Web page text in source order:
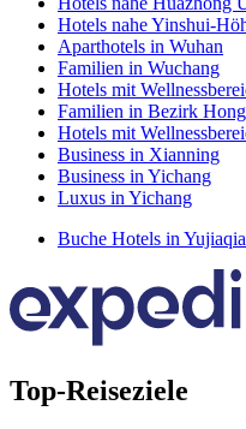
Hotels nahe Yinshui-
Aparthotels in Wuhan
Familien in Wuchang
Hotels mit
Familien in Bezirk
Hotels mit
Business in Xianning
Business in Yichang
Luxus in Yichang
Buche Hotels in
Top-Reiseziele